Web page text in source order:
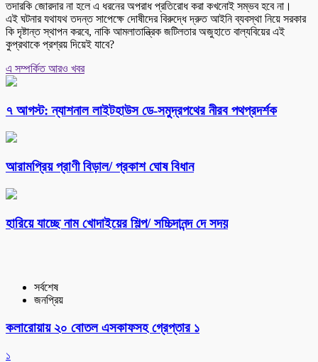
তদারকি জোরদার না হলে এ ধরনের অপরাধ প্রতিরোধ করা কখনোই সম্ভব হবে না।
এই ঘটনার যথাযথ তদন্ত সাপেক্ষে দোষীদের বিরুদ্ধে দ্রুত আইনি ব্যবস্থা নিয়ে সরকার
কি দৃষ্টান্ত স্থাপন করবে, নাকি আমলাতান্ত্রিক জটিলতার অজুহাতে বাল্যবিয়ের এই
কুপ্রথাকে প্রশ্রয় দিয়েই যাবে?
এ সম্পর্কিত আরও খবর
৭ আগস্ট: ন্যাশনাল লাইটহাউস ডে-সমুদ্রপথের নীরব পথপ্রদর্শক
আরামপ্রিয় প্রাণী বিড়াল/ প্রকাশ ঘোষ বিধান
হারিয়ে যাচ্ছে নাম খোদাইয়ের শিল্প/ সচ্চিদানন্দ দে সদয়
সর্বশেষ
জনপ্রিয়
কলারোয়ায় ২০ বোতল এসকাফসহ গ্রেপ্তার ১
১